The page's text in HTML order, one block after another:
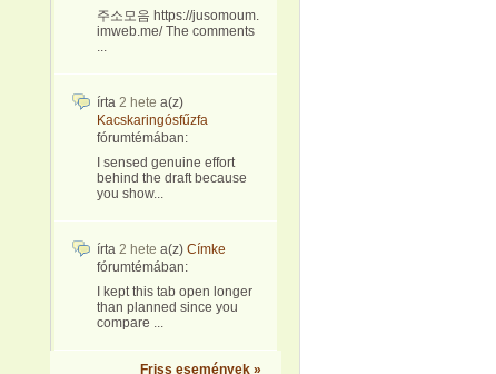
주소모음 https://jusomoum.
imweb.me/ The comments
...
írta 2 hete a(z)
Kacskaringósfűzfa
fórumtémában:
I sensed genuine effort
behind the draft because
you show...
írta 2 hete a(z) Címke
fórumtémában:
I kept this tab open longer
than planned since you
compare ...
Friss események »